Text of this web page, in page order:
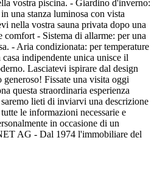
vostra piscina. - Giardino d'inverno:
una stanza luminosa con vista
nella vostra sauna privata dopo una
- Sistema di allarme: per una
- Aria condizionata: per temperature
indipendente unica unisce il
Lasciatevi ispirare dal design
Fissate una visita oggi
questa straordinaria esperienza
lieti di inviarvi una descrizione
le informazioni necessarie e
in occasione di un
AG - Dal 1974 l'immobiliare del